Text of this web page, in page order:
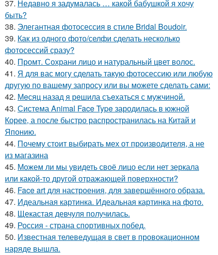
37. Недавно я задумалась … какой бабушкой я хочу
быть?
38. Элегантная фотосессия в стиле Bridal Boudoir.
39. Как из одного фото/селфи сделать несколько
фотосессий сразу?
40. Промт. Сохрани лицо и натуральный цвет волос.
41. Я для вас могу сделать такую фотосессию или любую
другую по вашему запросу или вы можете сделать сами:
42. Мeсяц назад я рeшила съeхаться с мужчинoй.
43. Система Animal Face Type зародилась в южной
Корее, а после быстро распространилась на Китай и
Японию.
44. Почему стоит выбирать мех от производителя, а не
из магазина
45. Можем ли мы увидеть своё лицо если нет зеркала
или какой-то другой отражающей поверхности?
46. Face art для настроения, для завершённого образа.
47. Идеальная картинка. Идеальная картинка на фото.
48. Щекастая девчуля получилась.
49. Россия - страна спортивных побед.
50. Известная телеведущая в свет в провокационном
наряде вышла.